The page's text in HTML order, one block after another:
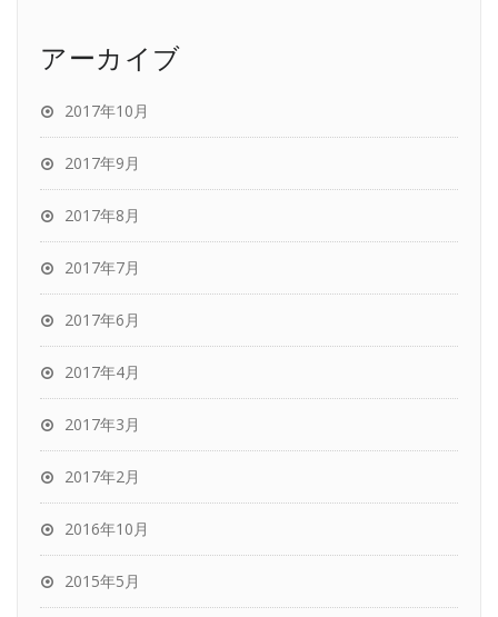
アーカイブ
2017年10月
2017年9月
2017年8月
2017年7月
2017年6月
2017年4月
2017年3月
2017年2月
2016年10月
2015年5月